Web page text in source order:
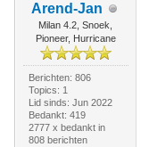
Arend-Jan
Milan 4.2, Snoek,
Pioneer, Hurricane
Berichten: 806
Topics: 1
Lid sinds: Jun 2022
Bedankt: 419
2777 x bedankt in
808 berichten